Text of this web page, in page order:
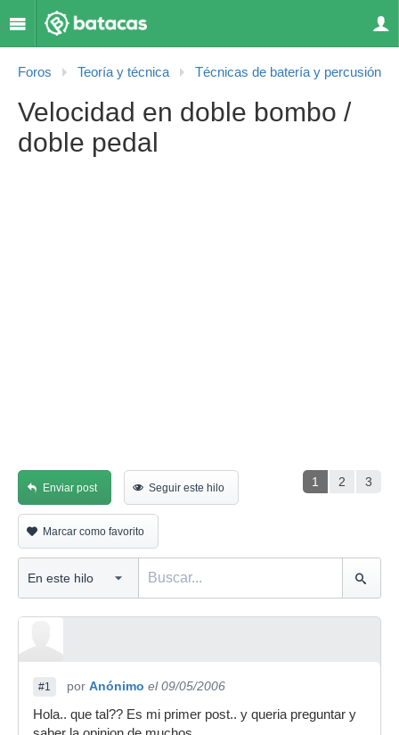
Foros Teoría y técnica Técnicas de batería y percusión
Velocidad en doble bombo /
doble pedal
1 2 3
Enviar post Seguir este hilo
Marcar como favorito
#1 por Anónimo el 09/05/2006
Hola.. que tal?? Es mi primer post.. y queria preguntar y